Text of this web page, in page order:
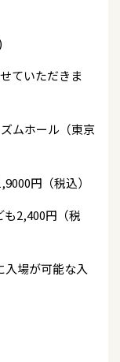
ていただきま
ムホール（東京
円（税込）
2,400円（税
場が可能な入